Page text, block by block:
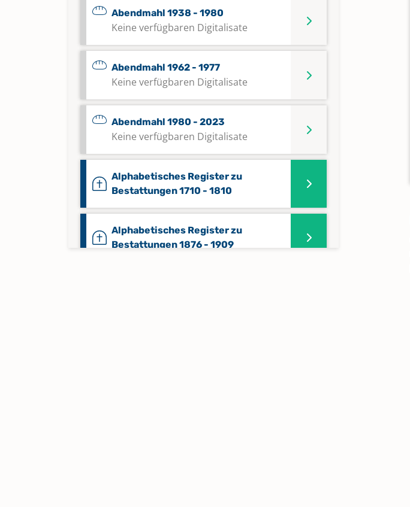
Abendmahl 1938 - 1980
Keine verfügbaren Digitalisate
Abendmahl 1962 - 1977
Keine verfügbaren Digitalisate
Abendmahl 1980 - 2023
Keine verfügbaren Digitalisate
Alphabetisches Register zu
Bestattungen 1710 - 1810
Alphabetisches Register zu
Bestattungen 1876 - 1909